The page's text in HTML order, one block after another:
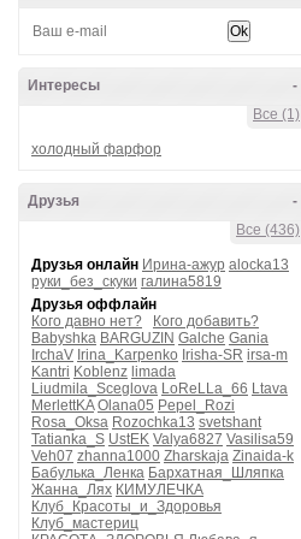
-
Интересы
Все (1)
холодный фарфор
-
Друзья
Все (436)
Друзья онлайн Ирина-ажур alocka13
руки_без_скуки галина5819
Друзья оффлайн
Кого давно нет?
Кого добавить?
Babyshka BARGUZIN Galche Gania
IrchaV Irina_Karpenko Irisha-SR irsa-m
Kantri Koblenz limada
Liudmila_Sceglova LoReLLa_66 Ltava
MerlettKA Olana05 Pepel_Rozi
Rosa_Oksa Rozochka13 svetshant
Tatianka_S UstEK Valya6827 Vasilisa59
Veh07 zhanna1000 Zharskaja Zinaida-k
Бабулька_Ленка Бархатная_Шляпка
Жанна_Лях КИМУЛЕЧКА
Клуб_Красоты_и_Здоровья
Клуб_мастериц